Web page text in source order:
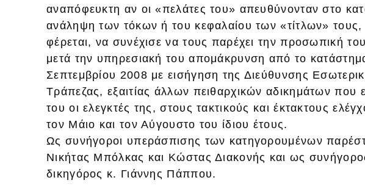
αναπόφευκτη αν οι «πελάτες του» απευθύνονταν στο
ανάληψη των τόκων ή του κεφαλαίου των «τίτλων»
φέρεται, να συνέχισε να τους παρέχει την προσωπική
μετά την υπηρεσιακή του απομάκρυνση από το
Σεπτεμβρίου 2008 με εισήγηση της Διεύθυνσης
Τράπεζας, εξαιτίας άλλων πειθαρχικών αδικημάτων που
του οι ελεγκτές της, στους τακτικούς και έκτακτους
τον Μάιο και τον Αύγουστο του ίδιου έτους.
Ως συνήγοροι υπεράσπισης των κατηγορουμένων
Νικήτας Μπόλκας και Κώστας Διακονής και ως
δικηγόρος κ. Γιάννης Πάππου.